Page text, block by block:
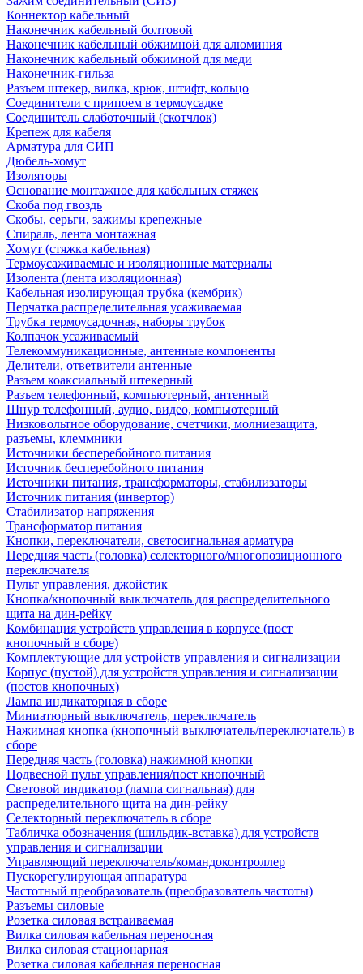
Коннектор кабельный
Наконечник кабельный болтовой
Наконечник кабельный обжимной для алюминия
Наконечник кабельный обжимной для меди
Наконечник-гильза
Разъем штекер, вилка, крюк, штифт, кольцо
Соединители с припоем в термоусадке
Соединитель слаботочный (скотчлок)
Крепеж для кабеля
Арматура для СИП
Дюбель-хомут
Изоляторы
Основание монтажное для кабельных стяжек
Скоба под гвоздь
Скобы, серьги, зажимы крепежные
Спираль, лента монтажная
Хомут (стяжка кабельная)
Термоусаживаемые и изоляционные материалы
Изолента (лента изоляционная)
Кабельная изолирующая трубка (кембрик)
Перчатка распределительная усаживаемая
Трубка термоусадочная, наборы трубок
Колпачок усаживаемый
Телекоммуникационные, антенные компоненты
Делители, ответвители антенные
Разъем коаксиальный штекерный
Разъем телефонный, компьютерный, антенный
Шнур телефонный, аудио, видео, компьютерный
Низковольтное оборудование, счетчики, молниезащита,
разъемы, клеммники
Источники бесперебойного питания
Источник бесперебойного питания
Источники питания, трансформаторы, стабилизаторы
Источник питания (инвертор)
Стабилизатор напряжения
Трансформатор питания
Кнопки, переключатели, светосигнальная арматура
Передняя часть (головка) селекторного/многопозиционного
переключателя
Пульт управления, джойстик
Кнопка/кнопочный выключатель для распределительного
щита на дин-рейку
Комбинация устройств управления в корпусе (пост
кнопочный в сборе)
Комплектующие для устройств управления и сигнализации
Корпус (пустой) для устройств управления и сигнализации
(постов кнопочных)
Лампа индикаторная в сборе
Миниатюрный выключатель, переключатель
Нажимная кнопка (кнопочный выключатель/переключатель) в
сборе
Передняя часть (головка) нажимной кнопки
Подвесной пульт управления/пост кнопочный
Световой индикатор (лампа сигнальная) для
распределительного щита на дин-рейку
Селекторный переключатель в сборе
Табличка обозначения (шильдик-вставка) для устройств
управления и сигнализации
Управляющий переключатель/командоконтроллер
Пускорегулирующая аппаратура
Частотный преобразователь (преобразователь частоты)
Разъемы силовые
Розетка силовая встраиваемая
Вилка силовая кабельная переносная
Вилка силовая стационарная
Розетка силовая кабельная переносная